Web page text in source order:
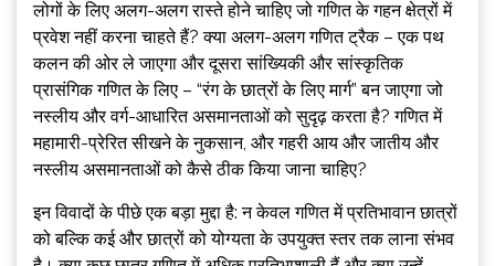
लोगों के लिए अलग-अलग रास्ते होने चाहिए जो गणित के गहन क्षेत्रों में
प्रवेश नहीं करना चाहते हैं? क्या अलग-अलग गणित ट्रैक – एक पथ
कलन की ओर ले जाएगा और दूसरा सांख्यिकी और सांस्कृतिक
प्रासंगिक गणित के लिए – “रंग के छात्रों के लिए मार्ग” बन जाएगा जो
नस्लीय और वर्ग-आधारित असमानताओं को सुदृढ़ करता है? गणित में
महामारी-प्रेरित सीखने के नुकसान, और गहरी आय और जातीय और
नस्लीय असमानताओं को कैसे ठीक किया जाना चाहिए?
इन विवादों के पीछे एक बड़ा मुद्दा है: न केवल गणित में प्रतिभावान छात्रों
को बल्कि कई और छात्रों को योग्यता के उपयुक्त स्तर तक लाना संभव